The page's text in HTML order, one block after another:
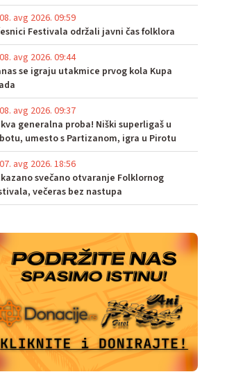
08. avg 2026. 09:59
Festivala održali javni čas folklora
08. avg 2026. 09:44
se igraju utakmice prvog kola Kupa
08. avg 2026. 09:37
generalna proba! Niški superligaš u
umesto s Partizanom, igra u Pirotu
07. avg 2026. 18:56
svečano otvaranje Folklornog
večeras bez nastupa